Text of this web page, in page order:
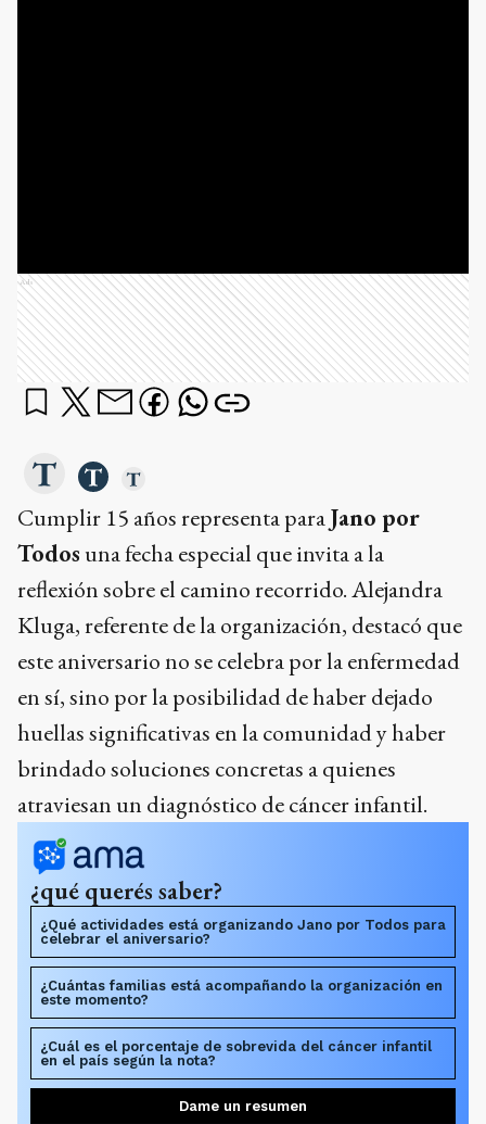
Ads
Cumplir 15 años representa paraJano por
Todosuna fecha especial que invita a la
reflexión sobre el camino recorrido. Alejandra
Kluga, referente de la organización, destacó que
este aniversario no se celebra por la enfermedad
en sí, sino por la posibilidad de haber dejado
huellas significativas en la comunidad y haber
brindado soluciones concretas a quienes
atraviesan un diagnóstico de cáncer infantil.
¿qué querés saber?
¿Qué actividades está organizando Jano por Todos para
celebrar el aniversario?
¿Cuántas familias está acompañando la organización en
este momento?
¿Cuál es el porcentaje de sobrevida del cáncer infantil
en el país según la nota?
Dame un resumen